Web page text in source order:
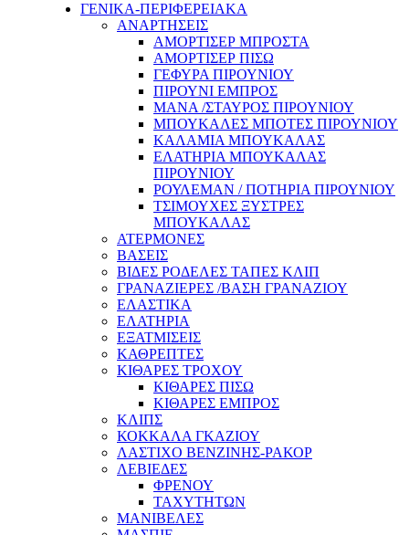
ΓΕΝΙΚΑ-ΠΕΡΙΦΕΡΕΙΑΚΑ
ΑΝΑΡΤΗΣΕΙΣ
ΑΜΟΡΤΙΣΕΡ ΜΠΡΟΣΤΑ
ΑΜΟΡΤΙΣΕΡ ΠΙΣΩ
ΓΕΦΥΡΑ ΠΙΡΟΥΝΙΟΥ
ΠΙΡΟΥΝΙ ΕΜΠΡΟΣ
ΜΑΝΑ /ΣΤΑΥΡΟΣ ΠΙΡΟΥΝΙΟΥ
ΜΠΟΥΚΑΛΕΣ ΜΠΟΤΕΣ ΠΙΡΟΥΝΙΟΥ
ΚΑΛΑΜΙΑ ΜΠΟΥΚΑΛΑΣ
ΕΛΑΤΗΡΙΑ ΜΠΟΥΚΑΛΑΣ
ΠΙΡΟΥΝΙΟΥ
ΡΟΥΛΕΜΑΝ / ΠΟΤΗΡΙΑ ΠΙΡΟΥΝΙΟΥ
ΤΣΙΜΟΥΧΕΣ ΞΥΣΤΡΕΣ
ΜΠΟΥΚΑΛΑΣ
ΑΤΕΡΜΟΝΕΣ
ΒΑΣΕΙΣ
ΒΙΔΕΣ ΡΟΔΕΛΕΣ ΤΑΠΕΣ ΚΛΙΠ
ΓΡΑΝΑΖΙΕΡΕΣ /ΒΑΣΗ ΓΡΑΝΑΖΙΟΥ
ΕΛΑΣΤΙΚΑ
ΕΛΑΤΗΡΙΑ
ΕΞΑΤΜΙΣΕΙΣ
ΚΑΘΡΕΠΤΕΣ
ΚΙΘΑΡΕΣ ΤΡΟΧΟΥ
ΚΙΘΑΡΕΣ ΠΙΣΩ
ΚΙΘΑΡΕΣ ΕΜΠΡΟΣ
ΚΛΙΠΣ
ΚΟΚΚΑΛΑ ΓΚΑΖΙΟΥ
ΛΑΣΤΙΧΟ ΒΕΝΖΙΝΗΣ-ΡΑΚΟΡ
ΛΕΒΙΕΔΕΣ
ΦΡΕΝΟΥ
ΤΑΧΥΤΗΤΩΝ
ΜΑΝΙΒΕΛΕΣ